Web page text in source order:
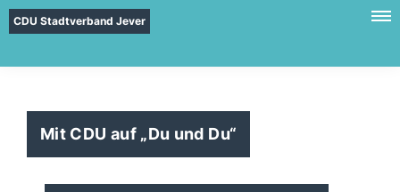
CDU Stadtverband Jever
Mit CDU auf „Du und Du“